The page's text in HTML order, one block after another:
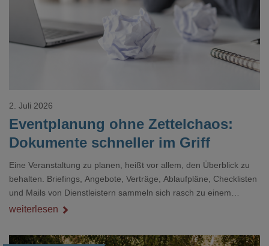
Eventplanung ohne Zettelchaos:
Dokumente schneller im Griff
2. Juli 2026
Eine Veranstaltung zu planen, heißt vor allem, den Überblick zu
behalten. Briefings, Angebote, Verträge, Ablaufpläne, Checklisten
und Mails von Dienstleistern sammeln sich rasch zu einem
unübersichtlichen Stapel. Wer schon einmal kurz vor einem Event
Dokument gesucht hat, kennt das mulmige Gefühl.
weiterlesen